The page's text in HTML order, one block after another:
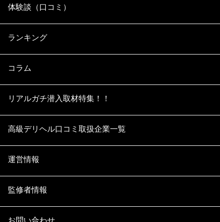
体験談（口コミ）
ランキング
コラム
リアルガチ潜入取材特集！！
高級デリヘル口コミ取扱企業一覧
運営情報
監修者情報
お問い合わせ